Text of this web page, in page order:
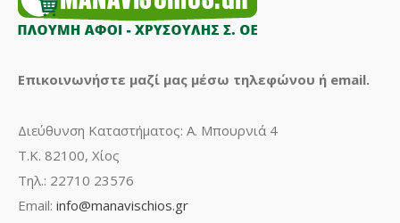
Επικοινωνήστε μαζί μας μέσω τηλεφώνου ή email.
Διεύθυνση Καταστήματος: Α. Μπουρνιά 4
Τ.Κ. 82100, Χίος
Τηλ.: 22710 23576
Email: info@manavischios.gr